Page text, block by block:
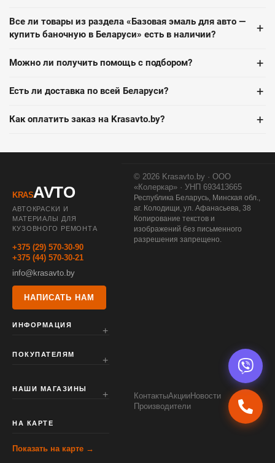
Все ли товары из раздела «Базовая эмаль для авто —
купить баночную в Беларуси» есть в наличии?
+
Можно ли получить помощь с подбором? +
Есть ли доставка по всей Беларуси? +
Как оплатить заказ на Krasavto.by? +
KRASAVTO
АВТОКРАСКИ И
МАТЕРИАЛЫ ДЛЯ
КУЗОВНОГО РЕМОНТА
+375 (29) 570-30-90
+375 (44) 570-30-21
info@krasavto.by
НАПИСАТЬ НАМ
ИНФОРМАЦИЯ
ПОКУПАТЕЛЯМ
НАШИ МАГАЗИНЫ
НА КАРТЕ
Показать на карте →
© 2026 Krasavto.by · ООО
«Колеркар» · УНП 693413665
Республика Беларусь, Минская обл.,
аг. Колодищи, ул. Афанасьева, 38
Копирование текстов и
изображений без письменного
разрешения запрещено.
КонтактыАкцииНовости
Производители